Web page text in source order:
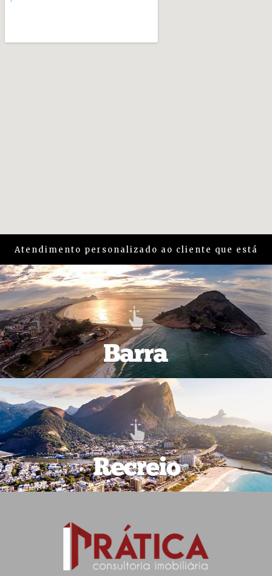
Atendimento personalizado ao cliente que está
em busca de um imóvel na região daBarra e
Recreio